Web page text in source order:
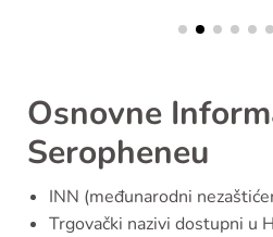
Osnovne
Seropheneu
INN (međunarodni
Trgovački nazivi dostupni u